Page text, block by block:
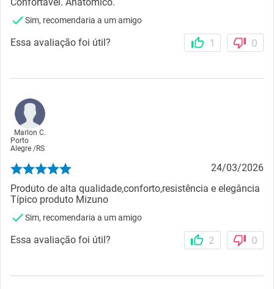
Confortável. Anatômico.
Sim, recomendaria a um amigo
Essa avaliação foi útil? 1 0
Marlon C.
Porto
Alegre /RS
24/03/2026
Produto de alta qualidade,conforto,resistência e elegância
Típico produto Mizuno
Sim, recomendaria a um amigo
Essa avaliação foi útil? 2 0